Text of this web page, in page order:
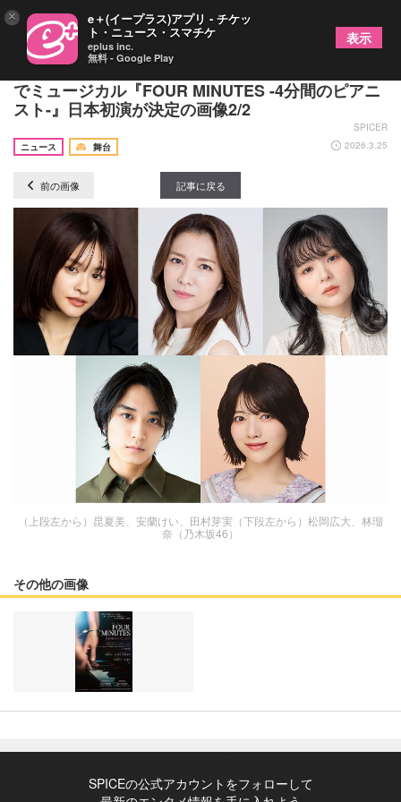
安蘭けい、昆夏美・田村芽実（Wキャスト）ら出演
でミュージカル『FOUR MINUTES -4分間のピアニ
スト-』日本初演が決定の画像2/2
SPICER
ニュース
舞台 2026.3.25
前の画像 記事に戻る
（上段左から）昆夏美、安蘭けい、田村芽実（下段左から）松岡広大、林瑠
奈（乃木坂46）
その他の画像
SPICEの公式アカウントをフォローして
× e＋(イープラス)アプリ - チケッ
ト・ニュース・スマチケ
eplus inc.
無料 - Google Play
表示